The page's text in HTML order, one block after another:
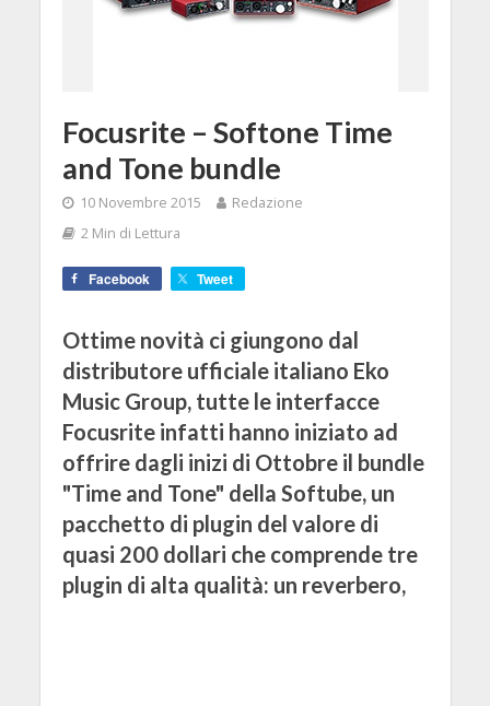
Focusrite – Softone Time
and Tone bundle
10 Novembre 2015
Redazione
2 Min di Lettura
Facebook Tweet
Ottime novità ci giungono dal
distributore ufficiale italiano Eko
Music Group, tutte le interfacce
Focusrite infatti hanno iniziato ad
offrire dagli inizi di Ottobre il bundle
"Time and Tone" della Softube, un
pacchetto di plugin del valore di
quasi 200 dollari che comprende tre
plugin di alta qualità: un reverbero,